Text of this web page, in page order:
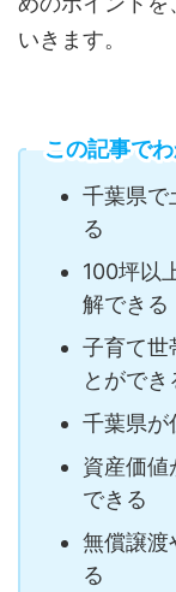
いきます。
この記事で
千葉県で
る
100坪以
解できる
子育て世
とができ
千葉県が
資産価値
できる
無償譲渡
る